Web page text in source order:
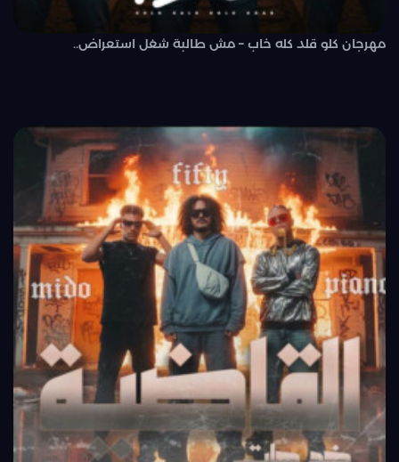
مهرجان كلو قلد كله خاب – مش طالبة شغل استعراض..